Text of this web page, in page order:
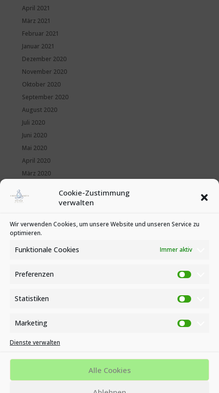
Cookie-Zustimmung
verwalten
Wir verwenden Cookies, um unsere Website und unseren Service zu
optimieren.
Funktionale Cookies Immer aktiv
Preferenzen
Statistiken
Marketing
Dienste verwalten
Alle Cookies
April 2021
März 2021
Februar 2021
Januar 2021
Dezember 2020
November 2020
Oktober 2020
September 2020
August 2020
Juli 2020
Juni 2020
Mai 2020
April 2020
März 2020
Januar 2020
Kategorien
News
Veranstaltungen
MVZ KINDERWUNSCH- UND ENDOMETRIOSE ZENTRUM AM